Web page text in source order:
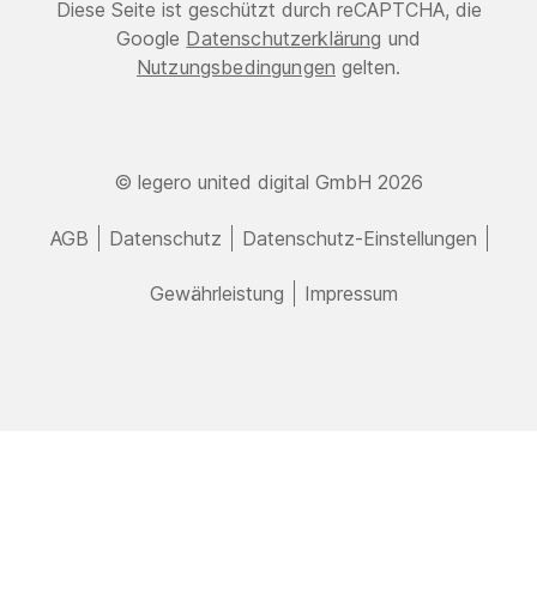
© legero united digital GmbH 2026
AGB Datenschutz Datenschutz-Einstellungen
Gewährleistung Impressum
Diese Seite ist geschützt durch reCAPTCHA, die
Google Datenschutzerklärung und
Nutzungsbedingungen gelten.